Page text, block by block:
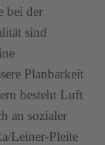
bei der
sind
Planbarkeit
besteht Luft
an sozialer
Leiner-Pleite